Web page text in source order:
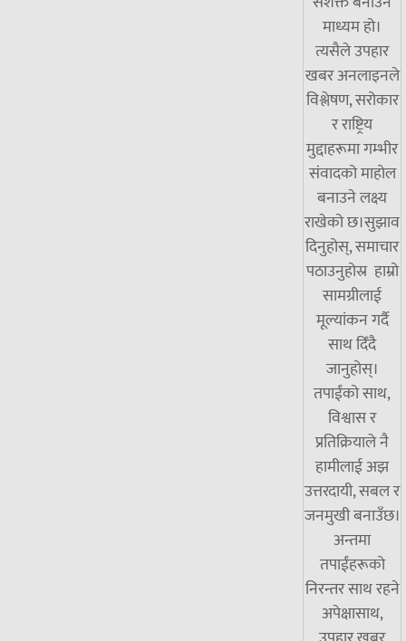
माध्यम हो।
त्यसैले उपहार
खबर अनलाइनले
विश्लेषण, सरोकार
र राष्ट्रिय
मुद्दाहरूमा गम्भीर
संवादको माहोल
बनाउने लक्ष्य
राखेको छ।सुझाव
दिनुहोस्, समाचार
पठाउनुहोस्र हाम्रो
सामग्रीलाई
मूल्यांकन गर्दै
साथ दिँदै
जानुहोस्।
तपाईंको साथ,
विश्वास र
प्रतिक्रियाले नै
हामीलाई अझ
उत्तरदायी, सबल र
जनमुखी बनाउँछ।
अन्तमा
तपाईंहरूको
निरन्तर साथ रहने
अपेक्षासाथ,